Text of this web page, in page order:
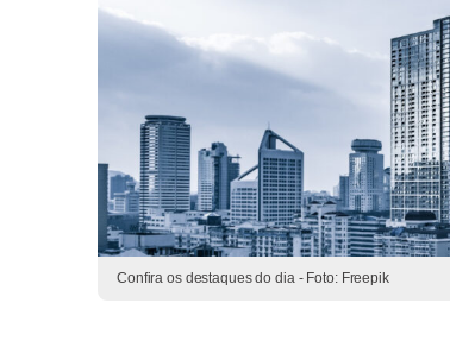
Confira os destaques do dia - Foto: Freepik